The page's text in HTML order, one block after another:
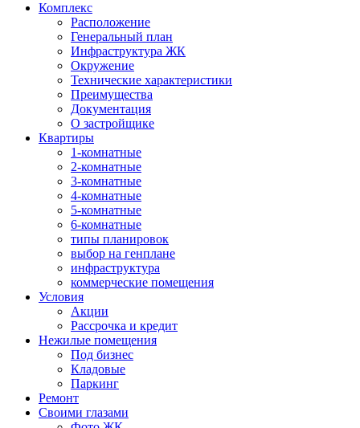
Комплекс
Расположение
Генеральный план
Инфраструктура ЖК
Окружение
Технические характеристики
Преимущества
Документация
О застройщике
Квартиры
1-комнатные
2-комнатные
3-комнатные
4-комнатные
5-комнатные
6-комнатные
типы планировок
выбор на генплане
инфраструктура
коммерческие помещения
Условия
Акции
Рассрочка и кредит
Нежилые помещения
Под бизнес
Кладовые
Паркинг
Ремонт
Своими глазами